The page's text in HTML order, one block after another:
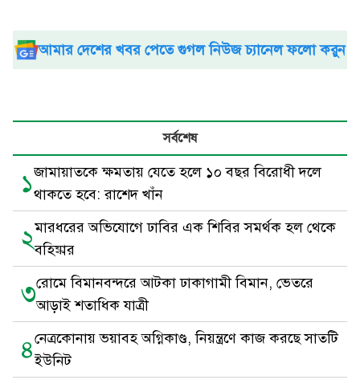
আমার দেশের খবর পেতে গুগল নিউজ চ্যানেল ফলো করুন
সর্বশেষ
১জামায়াতকে ক্ষমতায় যেতে হলে ১০ বছর বিরোধী দলে
থাকতে হবে: রাশেদ খাঁন
২মারধরের অভিযোগে ঢাবির এক শিবির সমর্থক হল থেকে
বহিষ্কার
৩রোমে বিমানবন্দরে আটকা ঢাকাগামী বিমান, ভেতরে
আড়াই শতাধিক যাত্রী
৪নেত্রকোনায় ভয়াবহ অগ্নিকাণ্ড, নিয়ন্ত্রণে কাজ করছে সাতটি
ইউনিট